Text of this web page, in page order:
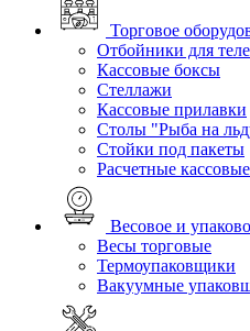
Торговое
Отбойники для
Кассовые боксы
Стеллажи
Кассовые прилавки
Столы "Рыба на
Стойки под пакеты
Расчетные
Весовое и
Весы торговые
Термоупаковщики
Вакуумные